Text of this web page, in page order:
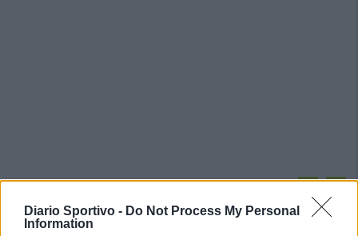
Diario Sportivo - Do Not Process My Personal
Information